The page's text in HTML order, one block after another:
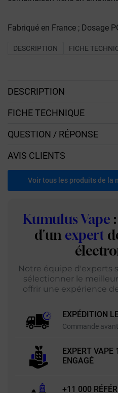
Fabriqué en France ; Dosage
DESCRIPTION FICHE
DESCRIPTION
FICHE TECHNIQUE
QUESTION / RÉPONSE
AVIS CLIENTS
Voir tous les produits de la
Kumulus Vape
d'un expert
Notre équipe d'experts
sélectionner le
offrir une expérience
EXPÉDITION
Commande
EXPERT VAPE
ENGAGÉ
+11 000